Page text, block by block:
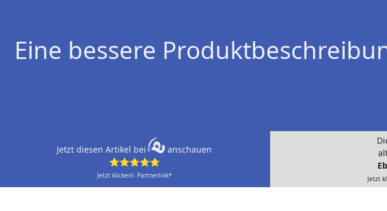
Eine bessere
Jetzt diesen Artikel bei
anschauen
⭐⭐⭐⭐⭐
Jetzt klicken!- Partnerlink* Jetzt